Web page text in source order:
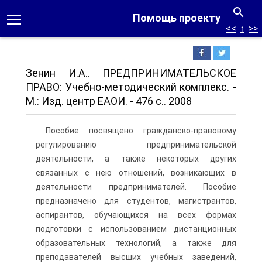
Помощь проекту
<< ↑ >>
Зенин И.А.. ПРЕДПРИНИМАТЕЛЬСКОЕ
ПРАВО: Учебно-методический комплекс. -
М.: Изд. центр ЕАОИ. - 476 с.. 2008
Пособие посвящено гражданско-правовому
регулированию предпринимательской
деятельности, а также некоторых других
связанных с нею отношений, возникающих в
деятельности предпринимателей. Пособие
предназначено для студентов, магистрантов,
аспирантов, обучающихся на всех формах
подготовки с использованием дистанционных
образовательных технологий, а также для
преподавателей высших учебных заведений,